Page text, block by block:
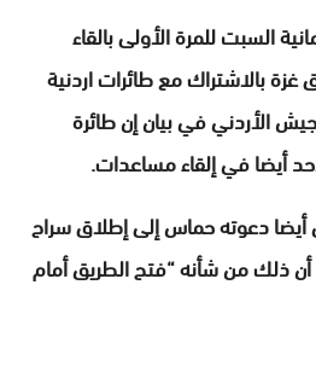
السبت للمرة الأولى بالقاء
بالاشتراك مع طائرات اردنية
الأردني في بيان إن طائرة
أيضا في إلقاء مساعدات.
أيضا دعوته حماس إلى إطلاق سراح
أن ذلك من شأنه “فتح الطريق أمام